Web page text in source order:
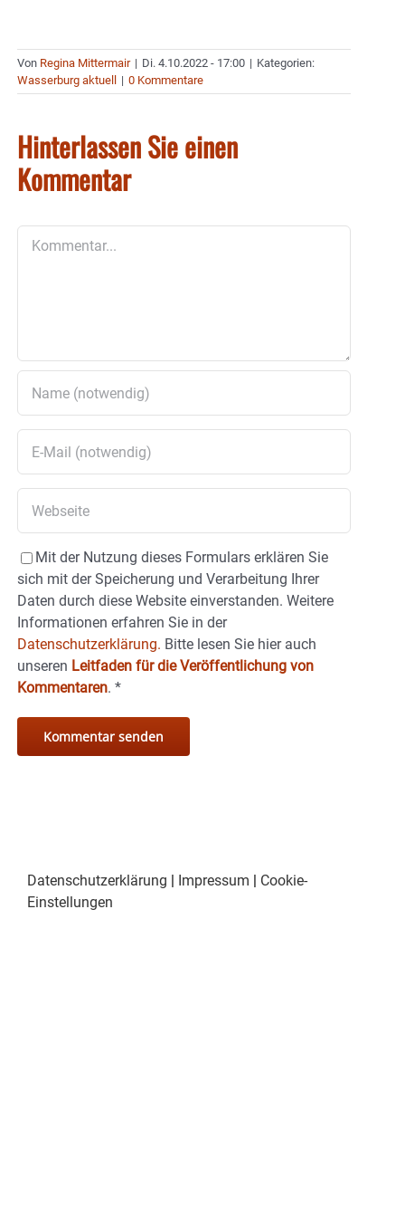
Von Regina Mittermair | Di. 4.10.2022 - 17:00 | Kategorien:
Wasserburg aktuell
| 0 Kommentare
Hinterlassen Sie einen
Kommentar
Mit der Nutzung dieses Formulars erklären Sie
sich mit der Speicherung und Verarbeitung Ihrer
Daten durch diese Website einverstanden. Weitere
Informationen erfahren Sie in der
Datenschutzerklärung. Bitte lesen Sie hier auch
unseren Leitfaden für die Veröffentlichung von
Kommentaren. *
Datenschutzerklärung Impressum
Cookie-
Einstellungen